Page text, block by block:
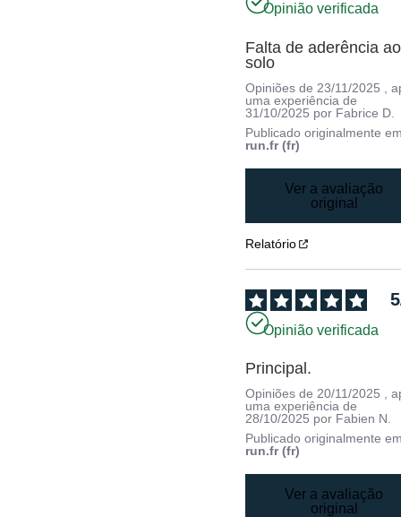
Opinião verificada
Falta de aderência ao
solo
Opiniões de 23/11/2025
,
uma experiência de
31/10/2025 por Fabrice D.
Publicado originalmente
run.fr (fr)
Ver a avaliação
original
Relatório
5
Opinião verificada
Principal.
Opiniões de20/11/2025 ,
uma experiência de
28/10/2025 por Fabien N.
Publicado originalmente
run.fr (fr)
Ver a avaliação
original